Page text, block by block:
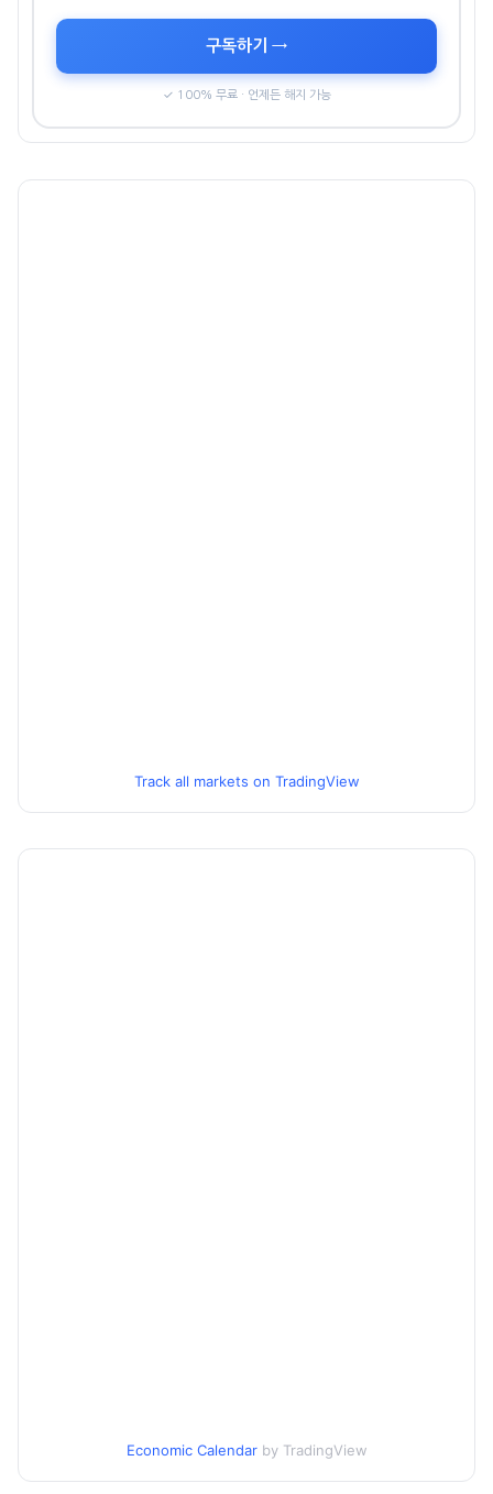
구독하기 →
✓ 100% 무료 · 언제든 해지 가능
Track all markets on TradingView
Economic Calendar by TradingView